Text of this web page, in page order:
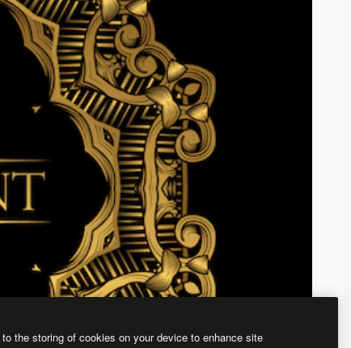
the storing of cookies on your device to enhance site